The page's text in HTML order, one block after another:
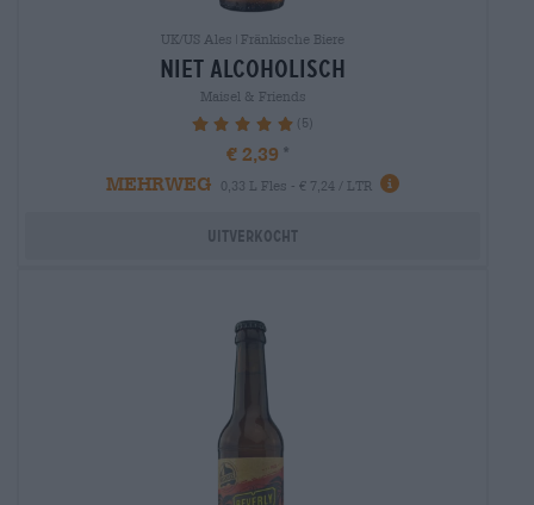
UK/US Ales|Fränkische Biere
niet alcoholisch
Maisel & Friends
100% (5)
€ 2,39
MEHRWEG
0,33 L Fles - € 7,24 / LTR
Uitverkocht